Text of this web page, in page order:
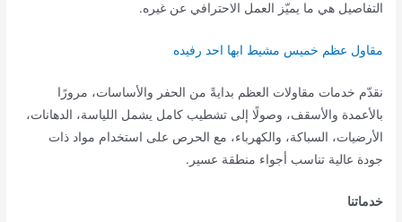
التفاصيل هي ما يميّز العمل الاحترافي عن غيره.
مقاول عظم خميس مشيط ابها احد رفيده
نقدّم خدمات مقاولات العظم بدايةً من الحفر والأساسات، مرورًا
بالأعمدة والأسقف، وصولًا إلى تشطيب كامل يشمل اللياسة، الدهانات،
الأرضيات، السباكة، والكهرباء، مع الحرص على استخدام مواد ذات
جودة عالية تناسب أجواء منطقة عسير.
خدماتنا